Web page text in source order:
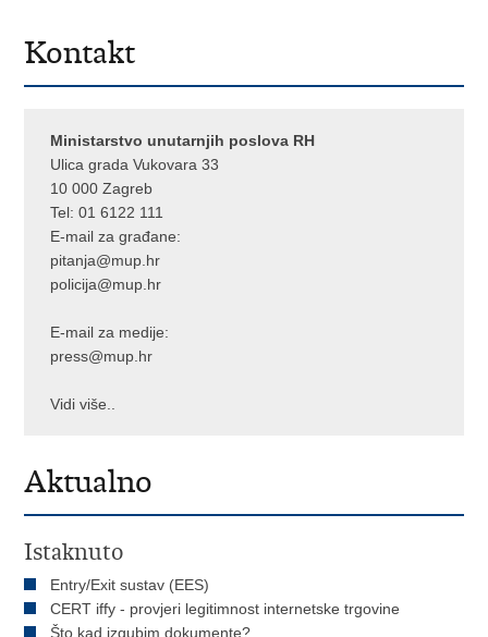
Kontakt
Ministarstvo unutarnjih poslova RH
Ulica grada Vukovara 33
10 000 Zagreb
Tel:01 6122 111
E-mail za građane:
pitanja@mup.hr
policija@mup.hr
E-mail za medije:
press@mup.hr
Vidi više..
Aktualno
Istaknuto
Entry/Exit sustav (EES)
CERT iffy - provjeri legitimnost internetske trgovine
Što kad izgubim dokumente?